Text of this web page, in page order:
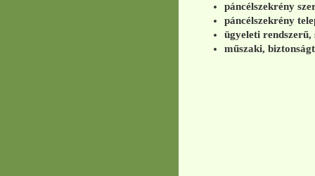
páncélszekrény
páncélszekrény
ügyeleti rendszerű,
műszaki,